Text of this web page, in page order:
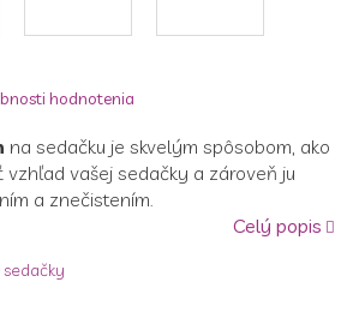
hodnotenia
na sedačku je skvelým spôsobom, ako
vašej sedačky a zároveň ju
a znečistením.
Celý popis